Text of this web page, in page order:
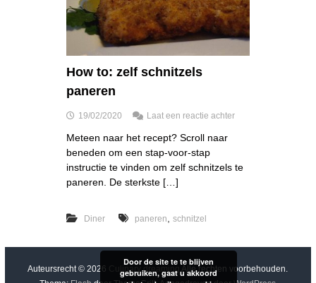
How to: zelf schnitzels
paneren
19/02/2020 Laat een reactie achtero
w
f
s
c
Meteen naar het recept? Scroll naar
beneden om een stap-voor-stap
instructie te vinden om zelf schnitzels te
paneren. De sterkste […]
Diner paneren ,schnitzel
Auteursrecht © 2026 Culinary dreaming Alle rechten voorbehouden.
Door de site te te blijven
gebruiken, gaat u akkoord